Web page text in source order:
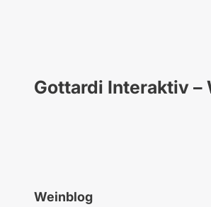
Gottardi Interaktiv –
Weinblog